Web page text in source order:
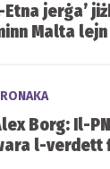
Etna jerġa’
Malta
Borg: Il-
l-verdett